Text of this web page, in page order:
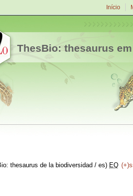
Início
ThesBio: thesaurus
thesaurus de la biodiversidad / es) EQ